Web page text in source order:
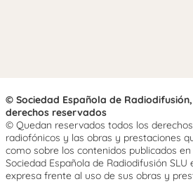
© Sociedad Española de Radiodifusión,
derechos reservados
© Quedan reservados todos los
radiofónicos y las obras y prestaciones
como sobre los contenidos publicados
Sociedad Española de Radiodifusión SLU
expresa frente al uso de sus obras y